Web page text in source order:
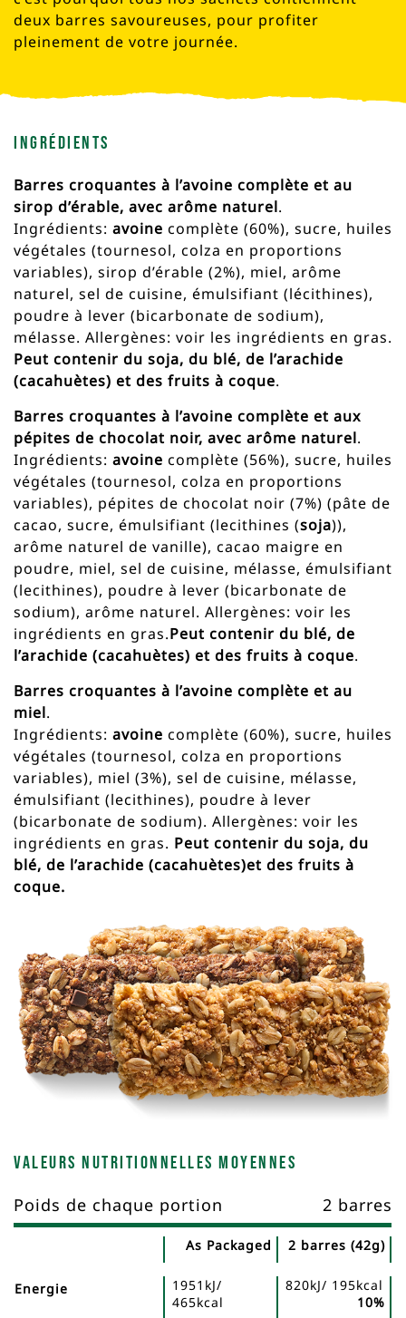
deux barres savoureuses, pour profiter
pleinement de votre journée.
Ingrédients
Barres croquantes à l’avoine complète et au
sirop d’érable, avec arôme naturel.
Ingrédients: avoine complète (60%), sucre, huiles
végétales (tournesol, colza en proportions
variables), sirop d’érable (2%), miel, arôme
naturel, sel de cuisine, émulsifiant (lécithines),
poudre à lever (bicarbonate de sodium),
mélasse. Allergènes: voir les ingrédients en gras.
Peut contenir du soja, du blé, de l’arachide
(cacahuètes) et des fruits à coque.
Barres croquantes à l’avoine complète et aux
pépites de chocolat noir, avec arôme naturel.
Ingrédients: avoine complète (56%), sucre, huiles
végétales (tournesol, colza en proportions
variables), pépites de chocolat noir (7%) (pâte de
cacao, sucre, émulsifiant (lecithines (soja)),
arôme naturel de vanille), cacao maigre en
poudre, miel, sel de cuisine, mélasse, émulsifiant
(lecithines), poudre à lever (bicarbonate de
sodium), arôme naturel. Allergènes: voir les
ingrédients en gras.Peut contenir du blé, de
l’arachide (cacahuètes) et des fruits à coque.
Barres croquantes à l’avoine complète et au
miel.
Ingrédients: avoine complète (60%), sucre, huiles
végétales (tournesol, colza en proportions
variables), miel (3%), sel de cuisine, mélasse,
émulsifiant (lecithines), poudre à lever
(bicarbonate de sodium). Allergènes: voir les
ingrédients en gras. Peut contenir du soja, du
blé, de l’arachide (cacahuètes)et des fruits à
coque.
Valeurs nutritionnelles moyennes
Poids de chaque portion
2 barres
Facts
Name
As Packaged 2 barres (42g)
Energie
1951kJ/
465kcal
820kJ/ 195kcal
10%